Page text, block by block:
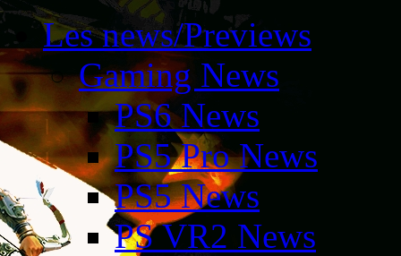
Les news/Previews
Gaming News
PS6 News
PS5 Pro News
PS5 News
PS VR2 News